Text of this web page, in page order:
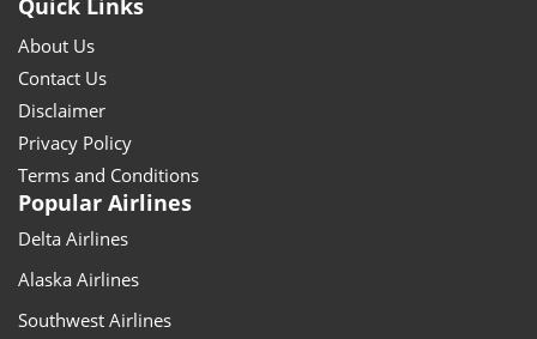
Quick Links
About Us
Contact Us
Disclaimer
Privacy Policy
Terms and Conditions
Popular Airlines
Delta Airlines
Alaska Airlines
Southwest Airlines